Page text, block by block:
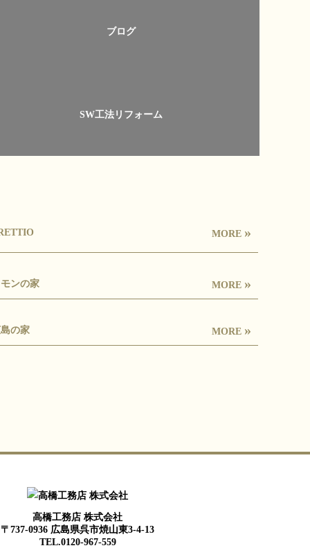
ブログ
SW工法リフォーム
MORE »
ンの家 MORE »
の家 MORE »
高橋工務店 株式会社
〒737-0936 広島県呉市焼山東3-4-13
TEL.0120-967-559